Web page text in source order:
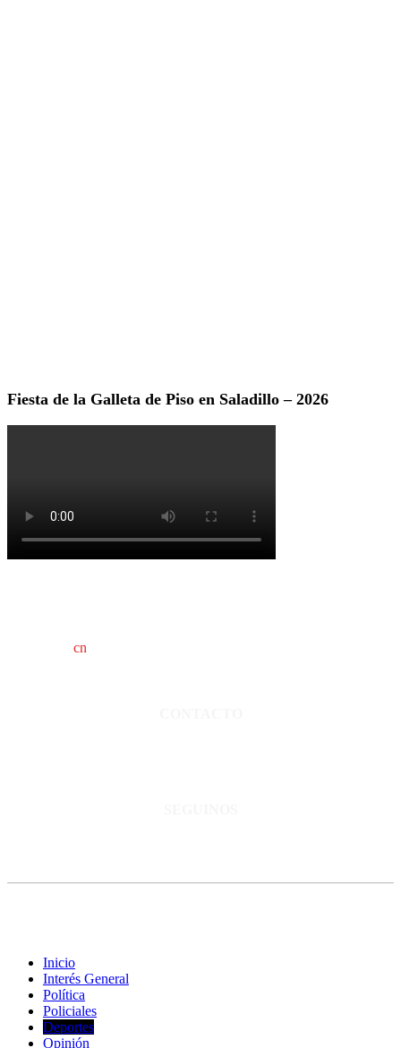
Fiesta de la Galleta de Piso en Saladillo – 2026
cn
Inicio
Interés General
Política
Policiales
Deportes
Opinión